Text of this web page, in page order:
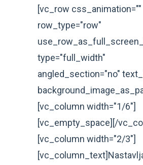
[vc_row css_animation=""
row_type="row"
type="full_width"
angled_section="no"
[vc_column width="1/6"]
[vc_empty_space][/
[vc_column width="2/3"]